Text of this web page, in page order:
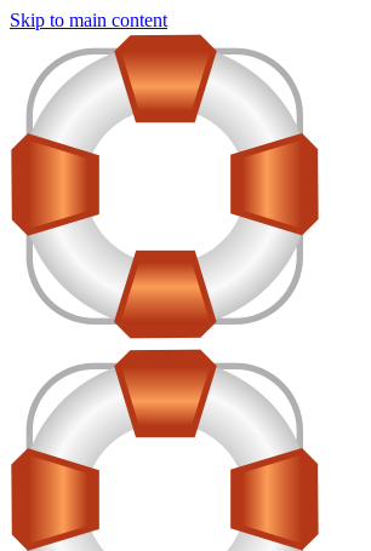
Skip to main content